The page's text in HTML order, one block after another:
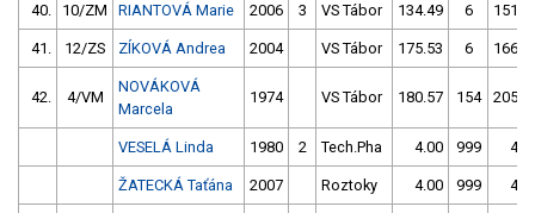
40. 10/ZM RIANTOVÁ Marie 2006 3 VS Tábor 134.49 6
41. 12/ZS ZÍKOVÁ Andrea 2004 VS Tábor 175.53 6
42. 4/VM
NOVÁKOVÁ
Marcela
1974 VS Tábor 180.57 154
VESELÁ Linda 1980 2 Tech.Pha 4.00 999
ŽATECKÁ Taťána 2007 Roztoky 4.00 999